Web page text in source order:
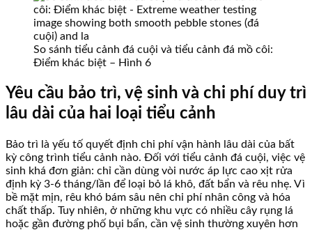
So sánh tiểu cảnh đá cuội và tiểu cảnh đá mồ côi:
Điểm khác biệt – Hình 6
Yêu cầu bảo trì, vệ sinh và chi phí duy trì
lâu dài của hai loại tiểu cảnh
Bảo trì là yếu tố quyết định chi phí vận hành lâu dài của bất
kỳ công trình tiểu cảnh nào. Đối với tiểu cảnh đá cuội, việc vệ
sinh khá đơn giản: chỉ cần dùng vòi nước áp lực cao xịt rửa
định kỳ 3-6 tháng/lần để loại bỏ lá khô, đất bẩn và rêu nhẹ. Vì
bề mặt mịn, rêu khó bám sâu nên chi phí nhân công và hóa
chất thấp. Tuy nhiên, ở những khu vực có nhiều cây rụng lá
hoặc gần đường phố bụi bẩn, cần vệ sinh thường xuyên hơn